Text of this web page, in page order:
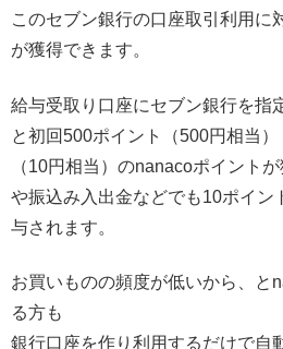
このセブン銀行の口座取引利用に
が獲得できます。
給与受取り口座にセブン銀行を指
と初回500ポイント（500円相当
（10円相当）のnanacoポイント
や振込み入出金などでも10ポイン
与されます。
お買いものの頻度が低いから、と
る方も
銀行口座を作り利用するだけで自